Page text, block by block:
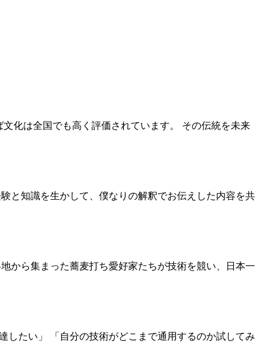
化は全国でも高く評価されています。 その伝統を未来
と知識を生かして、僕なりの解釈でお伝えした内容を共
から集まった蕎麦打ち愛好家たちが技術を競い、日本一
したい」 「自分の技術がどこまで通用するのか試してみ